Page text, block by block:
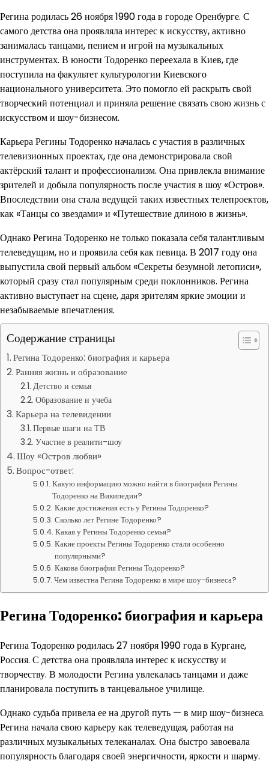
Регина родилась 26 ноября 1990 года в городе Оренбурге. С
самого детства она проявляла интерес к искусству, активно
занималась танцами, пением и игрой на музыкальных
инструментах. В юности Тодоренко переехала в Киев, где
поступила на факультет культурологии Киевского
национального университета. Это помогло ей раскрыть свой
творческий потенциал и приняла решение связать свою жизнь с
искусством и шоу-бизнесом.
Карьера Регины Тодоренко началась с участия в различных
телевизионных проектах, где она демонстрировала свой
актёрский талант и профессионализм. Она привлекла внимание
зрителей и добыла популярность после участия в шоу «Остров».
Впоследствии она стала ведущей таких известных телепроектов,
как «Танцы со звездами» и «Путешествие длиною в жизнь».
Однако Регина Тодоренко не только показала себя талантливым
телеведущим, но и проявила себя как певица. В 2017 году она
выпустила свой первый альбом «Секреты безумной летописи»,
который сразу стал популярным среди поклонников. Регина
активно выступает на сцене, даря зрителям яркие эмоции и
незабываемые впечатления.
Содержание страницы
Регина Тодоренко: биография и карьера
Ранняя жизнь и образование
Детство и семья
Образование и учеба
Карьера на телевидении
Первые шаги на ТВ
Участие в реалити-шоу
Шоу «Остров любви»
Вопрос-ответ:
Какую информацию можно найти в биографии Регины
Тодоренко на Википедии?
Какие достижения есть у Регины Тодоренко?
Сколько лет Регине Тодоренко?
Какая у Регины Тодоренко семья?
Какие проекты Регины Тодоренко стали особенно
популярными?
Какова биография Регины Тодоренко?
Чем известна Регина Тодоренко в мире шоу-бизнеса?
Регина Тодоренко: биография и карьера
Регина Тодоренко родилась 27 ноября 1990 года в Кургане,
Россия. С детства она проявляла интерес к искусству и
творчеству. В молодости Регина увлекалась танцами и даже
планировала поступить в танцевальное училище.
Однако судьба привела ее на другой путь — в мир шоу-бизнеса.
Регина начала свою карьеру как телеведущая, работая на
различных музыкальных телеканалах. Она быстро завоевала
популярность благодаря своей энергичности, яркости и шарму.